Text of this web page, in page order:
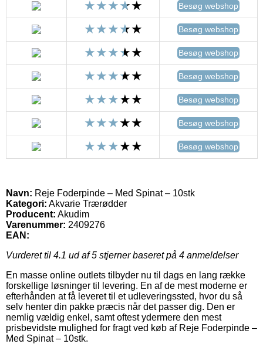
Besøg webshop
Besøg webshop
Besøg webshop
Besøg webshop
Besøg webshop
Besøg webshop
Besøg webshop
Navn: Reje Foderpinde – Med Spinat – 10stk
Kategori: Akvarie Trærødder
Producent: Akudim
Varenummer: 2409276
EAN:
Vurderet til 4.1 ud af 5 stjerner baseret på 4 anmeldelser
En masse online outlets tilbyder nu til dags en lang række
forskellige løsninger til levering. En af de mest moderne er
efterhånden at få leveret til et udleveringssted, hvor du så
selv henter din pakke præcis når det passer dig. Den er
nemlig vældig enkel, samt oftest ydermere den mest
prisbevidste mulighed for fragt ved køb af Reje Foderpinde –
Med Spinat – 10stk.